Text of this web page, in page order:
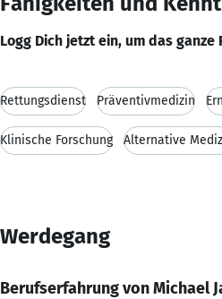
Logg Dich jetzt ein, um das ganze
Rettungsdienst Präventivmedizin
Klinische Forschung Alternative
Werdegang
Berufserfahrung von Michael